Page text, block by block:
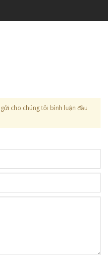
cho chúng tôi bình luận đầu